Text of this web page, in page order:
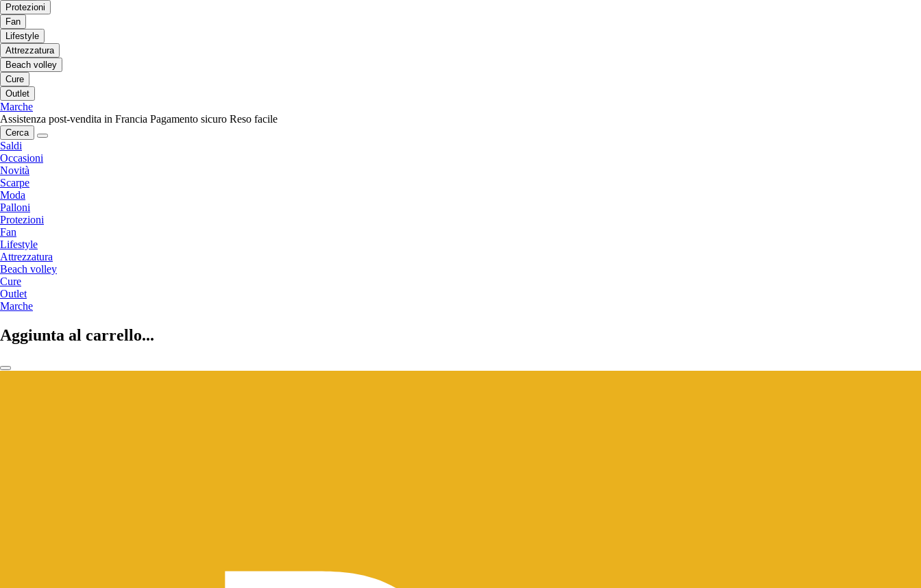
Protezioni
Fan
Lifestyle
Attrezzatura
Beach volley
Cure
Outlet
Marche
Assistenza post-vendita in Francia Pagamento sicuro Reso facile
Cerca
Saldi
Occasioni
Novità
Scarpe
Moda
Palloni
Protezioni
Fan
Lifestyle
Attrezzatura
Beach volley
Cure
Outlet
Marche
Aggiunta al carrello...